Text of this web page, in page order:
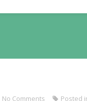
No Comments Posted